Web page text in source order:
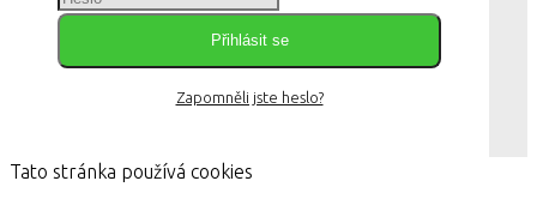
Přihlásit se
Zapomněli jste heslo?
Tato stránka používá cookies